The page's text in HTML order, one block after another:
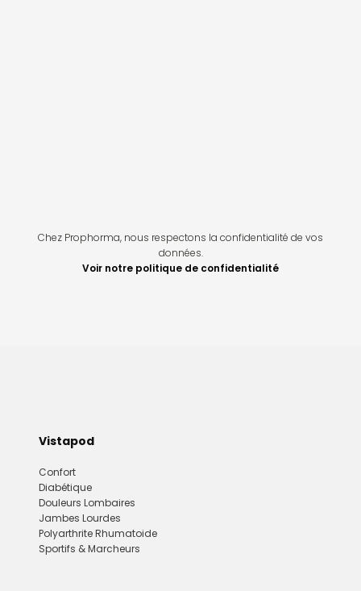
Chez Prophorma, nous respectons la confidentialité de vos
données.
Voir notre politique de confidentialité
Vistapod
Confort
Diabétique
Douleurs Lombaires
Jambes Lourdes
Polyarthrite Rhumatoide
Sportifs & Marcheurs